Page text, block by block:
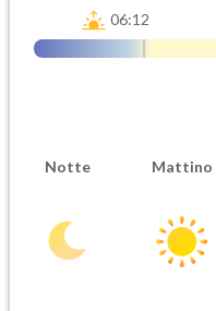
06:12
Notte Mattino